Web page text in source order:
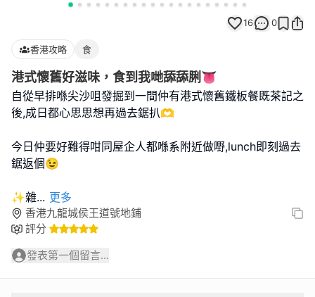
16 0
香港攻略 食
港式懷舊好滋味，食到我哋舔舔脷👅
自從早排喺尖沙咀發掘到一間仲有港式懷舊鐵板餐既茶記之
後,成日都心思思想再過去鋸扒🫶
今日仲要好難得咁同屋企人都喺系附近做嘢,lunch即刻過去
鋸返個😉
✨雜... 更多
香港九龍城侯王道號地鋪
評分
發表第一個留言...